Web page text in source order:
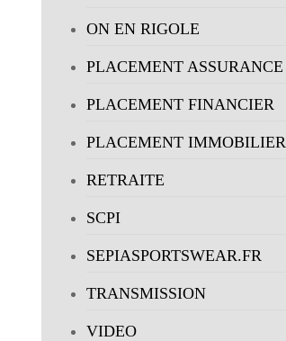
ON EN RIGOLE
PLACEMENT ASSURANCE
PLACEMENT FINANCIER
PLACEMENT IMMOBILIER
RETRAITE
SCPI
SEPIASPORTSWEAR.FR
TRANSMISSION
VIDEO